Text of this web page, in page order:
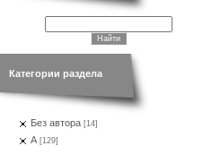
Категории раздела
Без автора [14]
А [129]